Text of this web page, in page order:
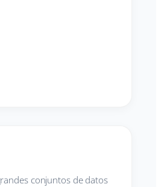
conjuntos de datos